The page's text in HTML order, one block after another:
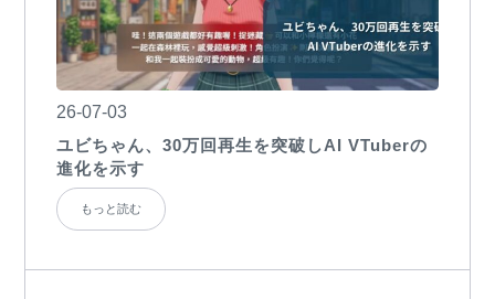
26-07-03
ユビちゃん、30万回再生を突破しAI VTuberの
進化を示す
もっと読む